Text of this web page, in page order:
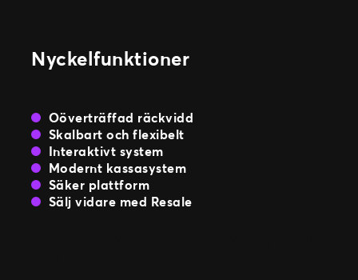
Nyckelfunktioner
Oöverträffad räckvidd
Skalbart och flexibelt
Interaktivt system
Modernt kassasystem
Säker plattform
Sälj vidare med Resale